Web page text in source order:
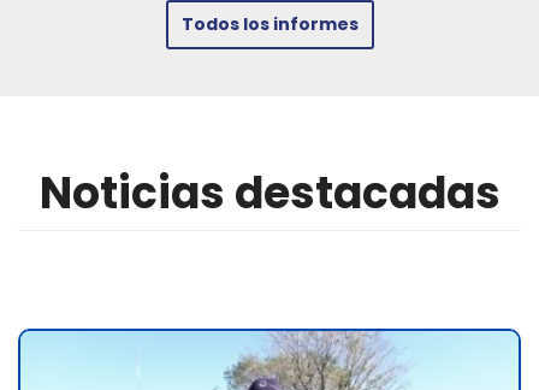
Todos los informes
Noticias destacadas